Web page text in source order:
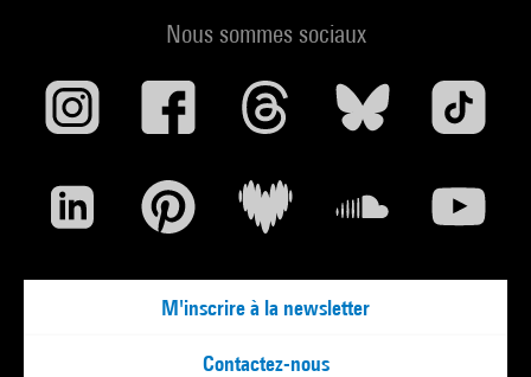
Nous sommes sociaux
M'inscrire à la newsletter
Contactez-nous